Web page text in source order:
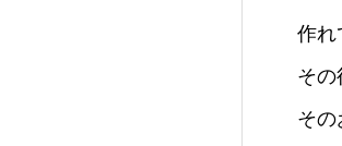
作れ
その
その